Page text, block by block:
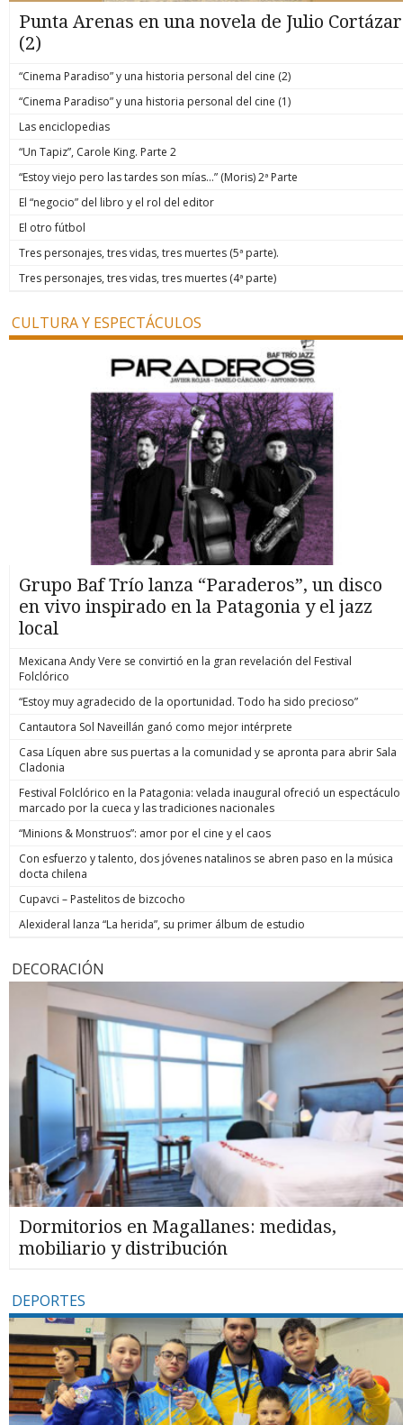
Punta Arenas en una novela de Julio Cortázar
(2)
“Cinema Paradiso” y una historia personal del cine (2)
“Cinema Paradiso” y una historia personal del cine (1)
Las enciclopedias
“Un Tapiz”, Carole King. Parte 2
“Estoy viejo pero las tardes son mías…” (Moris) 2ª Parte
El “negocio” del libro y el rol del editor
El otro fútbol
Tres personajes, tres vidas, tres muertes (5ª parte).
Tres personajes, tres vidas, tres muertes (4ª parte)
CULTURA Y ESPECTÁCULOS
Grupo Baf Trío lanza “Paraderos”, un disco
en vivo inspirado en la Patagonia y el jazz
local
Mexicana Andy Vere se convirtió en la gran revelación del Festival
Folclórico
“Estoy muy agradecido de la oportunidad. Todo ha sido precioso”
Cantautora Sol Naveillán ganó como mejor intérprete
Casa Líquen abre sus puertas a la comunidad y se apronta para abrir Sala
Cladonia
Festival Folclórico en la Patagonia: velada inaugural ofreció un espectáculo
marcado por la cueca y las tradiciones nacionales
“Minions & Monstruos”: amor por el cine y el caos
Con esfuerzo y talento, dos jóvenes natalinos se abren paso en la música
docta chilena
Cupavci – Pastelitos de bizcocho
Alexideral lanza “La herida”, su primer álbum de estudio
DECORACIÓN
Dormitorios en Magallanes: medidas,
mobiliario y distribución
DEPORTES